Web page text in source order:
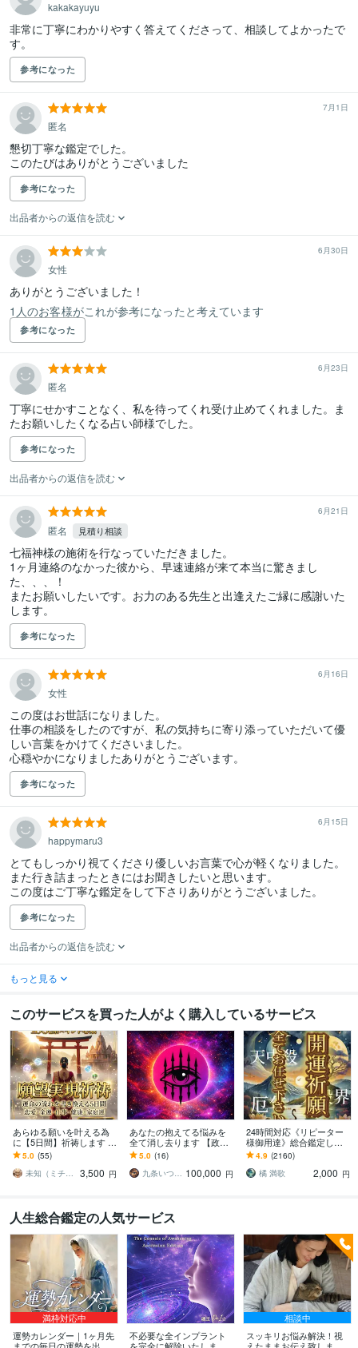
kakakayuyu
非常に丁寧にわかりやすく答えてくださって、相談してよかったで
す。
参考になった
7月1日
匿名
懇切丁寧な鑑定でした。
このたびはありがとうございました
参考になった
出品者からの返信を読む
6月30日
女性
ありがとうございました！
1人のお客様がこれが参考になったと考えています
参考になった
6月23日
匿名
丁寧にせかすことなく、私を待ってくれ受け止めてくれました。ま
たお願いしたくなる占い師様でした。
参考になった
出品者からの返信を読む
6月21日
匿名 見積り相談
七福神様の施術を行なっていただきました。
1ヶ月連絡のなかった彼から、早速連絡が来て本当に驚きまし
た、、、！
またお願いしたいです。お力のある先生と出逢えたご縁に感謝いた
します。
参考になった
6月16日
女性
この度はお世話になりました。
仕事の相談をしたのですが、私の気持ちに寄り添っていただいて優
しい言葉をかけてくださいました。
心穏やかになりましたありがとうございます。
参考になった
6月15日
happymaru3
とてもしっかり視てくださり優しいお言葉で心が軽くなりました。
また行き詰まったときにはお聞きしたいと思います。
参考になった
出品者からの返信を読む
もっと見る
このサービスを買った人がよく購入しているサービス
あらゆる願いを叶える為
に【5日間】祈祷します ✡️
五大元素・願望実現オー
ダーメイド祈祷✡️
5.0 (55)
​未知（ミチ）｜五大元素×インド心眼霊視
3,500 円
あなたの抱えてる悩みを
全て消し去ります 【政財
界御用達・究極秘儀】高
次元宇宙波動調整＆覚醒
セッション
5.0 (16)
九条いつき【高次元宇宙霊視師】 100,000 円
24時間対応《リピーター
様御用達》総合鑑定しま
す 霊視鑑定＋極ヒーリン
グの無料サポート付き！
4.9 (2160)
橘 満歌
2,000 円
人生総合鑑定の人気サービス
満枠対応中
運勢カレンダー｜1ヶ月先
不必要な全インプラント
相談中
スッキリお悩み解決！視